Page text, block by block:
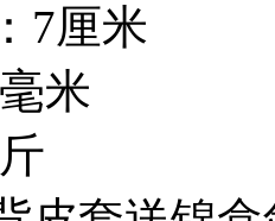
7厘米
米